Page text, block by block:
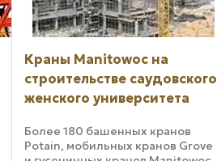
Краны Manitowoc на
строительстве саудовского
женского университета
Более 180 башенных кранов
Potain, мобильных кранов Grove